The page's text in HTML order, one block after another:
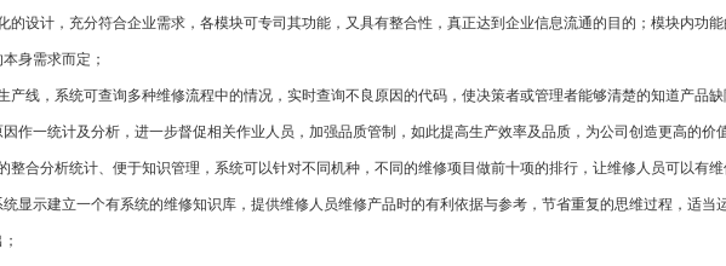
设计，充分符合企业需求，各模块可专司其功能，又具有整合性，真正达到企业信息流通的目的；模块内功能
身需求而定；
线，系统可查询多种维修流程中的情况，实时查询不良原因的代码，使决策者或管理者能够清楚的知道产品
作一统计及分析，进一步督促相关作业人员，加强品质管制，如此提高生产效率及品质，为公司创造更高的价
合分析统计、便于知识管理，系统可以针对不同机种，不同的维修项目做前十项的排行，让维修人员可以有
统显示建立一个有系统的维修知识库，提供维修人员维修产品时的有利依据与参考，节省重复的思维过程，适当